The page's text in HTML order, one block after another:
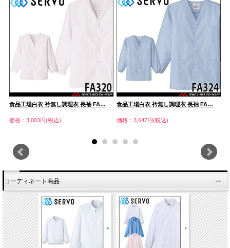
食品工場白衣 衿無し調理衣 長袖 FA…
価格：3,003円(税込)
食品工場白衣 衿無し調理衣 長袖 FA…
価格：3,647円(税込)
コーディネート商品